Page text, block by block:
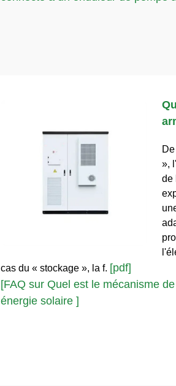
»,
de
cas du « stockage », la f. [pdf]
[FAQ sur Quel est le mécanisme
énergie solaire ]